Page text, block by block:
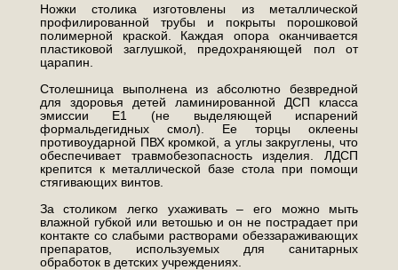
Ножки столика изготовлены из металлической
профилированной трубы и покрыты порошковой
полимерной краской. Каждая опора оканчивается
пластиковой заглушкой, предохраняющей пол от
царапин.
Столешница выполнена из абсолютно безвредной
для здоровья детей ламинированной ДСП класса
эмиссии Е1 (не выделяющей испарений
формальдегидных смол). Ее торцы оклеены
противоударной ПВХ кромкой, а углы закруглены, что
обеспечивает травмобезопасность изделия. ЛДСП
крепится к металлической базе стола при помощи
стягивающих винтов.
За столиком легко ухаживать – его можно мыть
влажной губкой или ветошью и он не пострадает при
контакте со слабыми растворами обеззараживающих
препаратов, используемых для санитарных
обработок в детских учреждениях.